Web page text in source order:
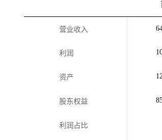
营业收入
利润
资产
股东权益
利润占比